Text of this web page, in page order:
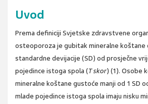
Uvod
Prema definiciji Svjetske zdravstvene
osteoporoza je gubitak mineralne koštane
standardne devijacije (SD) od prosječne
pojedince istoga spola (T skor) (1). Osobe
mineralne koštane gustoće manji od 1 SD
mlade pojedince istoga spola imaju nisku